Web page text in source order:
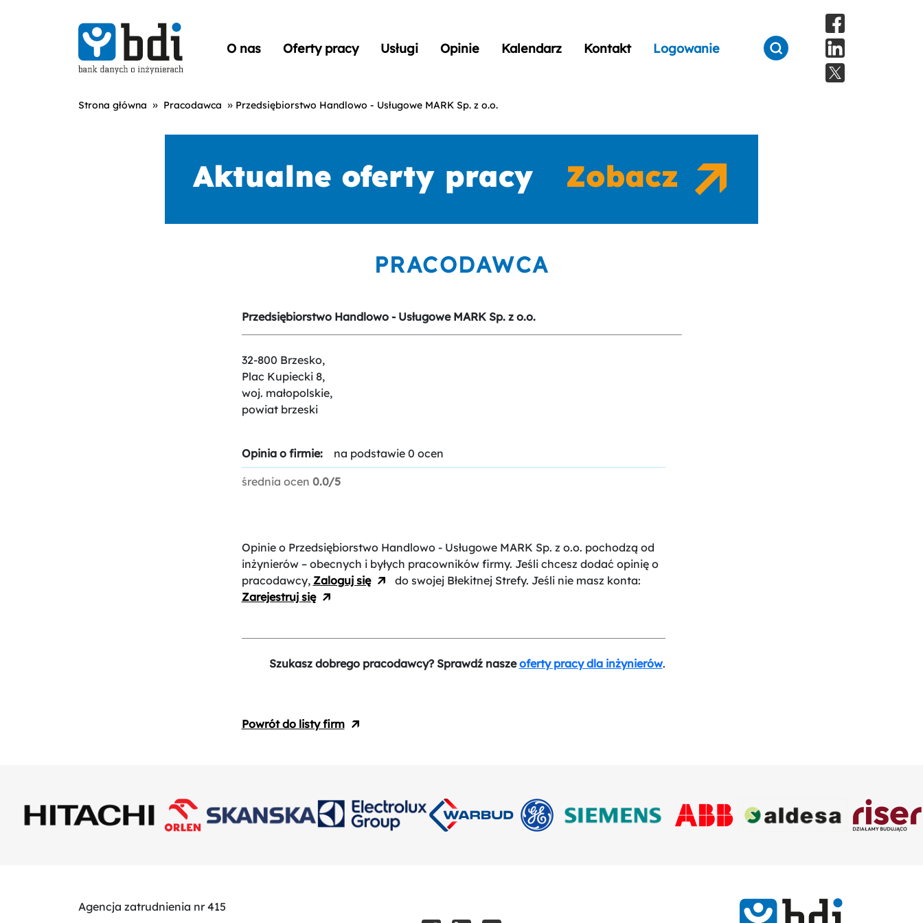
O nas Oferty pracy Usługi Opinie Kalendarz Kontakt Logowanie
Strona główna » Pracodawca » Przedsiębiorstwo Handlowo - Usługowe MARK Sp. z o.o.
PRACODAWCA
Przedsiębiorstwo Handlowo - Usługowe MARK Sp. z o.o.
32-800 Brzesko,
Plac Kupiecki 8,
woj. małopolskie,
powiat brzeski
Opinia o firmie: na podstawie 0 ocen
średnia ocen 0.0/5
Opinie o Przedsiębiorstwo Handlowo - Usługowe MARK Sp. z o.o. pochodzą od
inżynierów – obecnych i byłych pracowników firmy. Jeśli chcesz dodać opinię o
pracodawcy, Zaloguj się
do swojej Błekitnej Strefy. Jeśli nie masz konta:
Zarejestruj się
Szukasz dobrego pracodawcy? Sprawdź naszeoferty pracy dla inżynierów.
Powrót do listy firm
Agencja zatrudnienia nr 415